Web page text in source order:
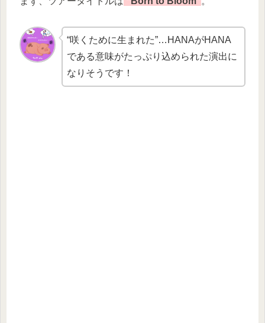
“咲くために生まれた”…HANAがHANA
である意味がたっぷり込められた演出に
なりそうです！